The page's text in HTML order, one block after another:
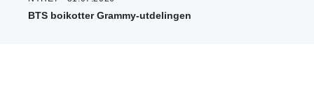
BTS boikotter Grammy-utdelingen